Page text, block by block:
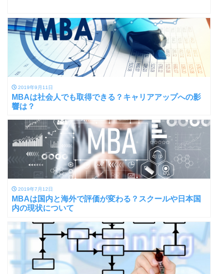
2019年9月11日
MBAは社会人でも取得できる？キャリアアップへの影
響は？
2019年7月12日
MBAは国内と海外で評価が変わる？スクールや日本国
内の現状について